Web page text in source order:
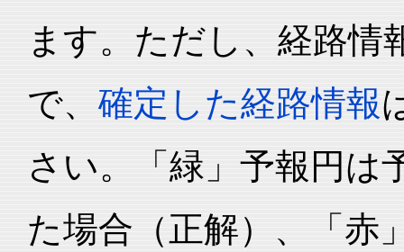
ます。ただし、経路情
で、 確定した経路情報
さい。「緑」予報円は
た場合（正解）、「赤